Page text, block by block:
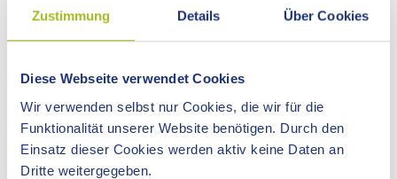
Zustimmung Details Über Cookies
Diese Webseite verwendet Cookies
Wir verwenden selbst nur Cookies, die wir für die
Funktionalität unserer Website benötigen. Durch den
Einsatz dieser Cookies werden aktiv keine Daten an
Dritte weitergegeben.
Terminreservierungen sind sowohl
telefonisch
als auch über unsereOnline-Terminvereinbarung
möglich.